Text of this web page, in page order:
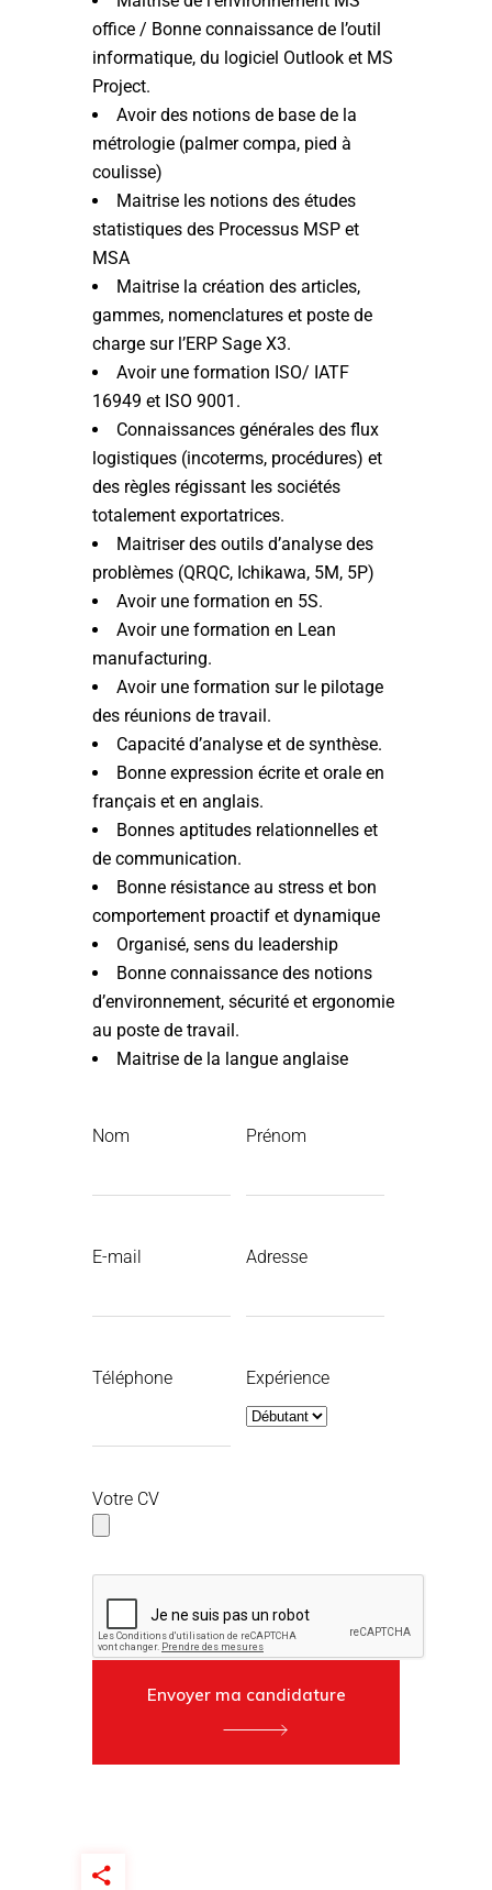
office / Bonne connaissance de l’outil
informatique, du logiciel Outlook et MS
Project.
Avoir des notions de base de la
métrologie (palmer compa, pied à
coulisse)
Maitrise les notions des études
statistiques des Processus MSP et
MSA
Maitrise la création des articles,
gammes, nomenclatures et poste de
charge sur l’ERP Sage X3.
Avoir une formation ISO/ IATF
16949 et ISO 9001.
Connaissances générales des flux
logistiques (incoterms, procédures) et
des règles régissant les sociétés
totalement exportatrices.
Maitriser des outils d’analyse des
problèmes (QRQC, Ichikawa, 5M, 5P)
Avoir une formation en 5S.
Avoir une formation en Lean
manufacturing.
Avoir une formation sur le pilotage
des réunions de travail.
Capacité d’analyse et de synthèse.
Bonne expression écrite et orale en
français et en anglais.
Bonnes aptitudes relationnelles et
de communication.
Bonne résistance au stress et bon
comportement proactif et dynamique
Organisé, sens du leadership
Bonne connaissance des notions
d’environnement, sécurité et ergonomie
au poste de travail.
Maitrise de la langue anglaise
Nom Prénom
E-mail Adresse
Téléphone Expérience
Votre CV
Envoyer ma candidature